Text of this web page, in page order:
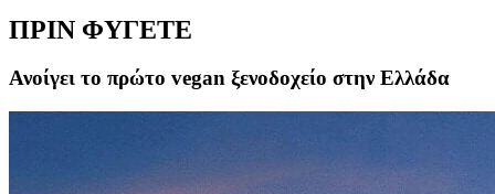
ΠΡΙΝ ΦΥΓΕΤΕ
Ανοίγει το πρώτο vegan ξενοδοχείο στην Ελλάδα